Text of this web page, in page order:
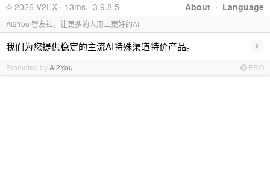
About · Language
© 2026 V2EX · 13ms · 3.9.8.5
Ai2You 智友社，让更多的人用上更好的AI
我们为您提供稳定的主流AI特殊渠道特价产品。 ›
Promoted byAi2You PRO